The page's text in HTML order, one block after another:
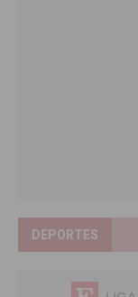
DEPORTES